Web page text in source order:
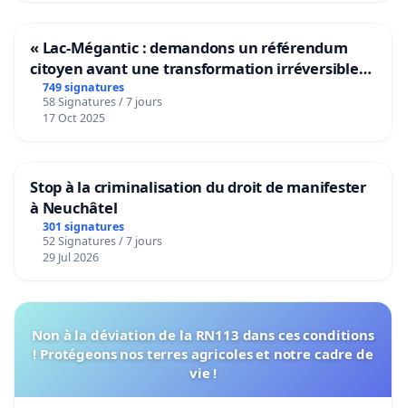
« Lac-Mégantic : demandons un référendum
citoyen avant une transformation irréversible
de notre territoire »
749 signatures
58 Signatures / 7 jours
17 Oct 2025
Stop à la criminalisation du droit de manifester
à Neuchâtel
301 signatures
52 Signatures / 7 jours
29 Jul 2026
Non à la déviation de la RN113 dans ces conditions
! Protégeons nos terres agricoles et notre cadre de
vie !